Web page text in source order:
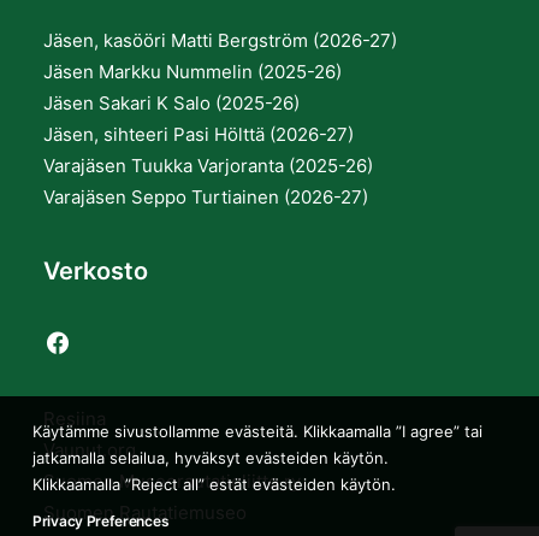
Jäsen, kasööri Matti Bergström (2026-27)
Jäsen Markku Nummelin (2025-26)
Jäsen Sakari K Salo (2025-26)
Jäsen, sihteeri Pasi Hölttä (2026-27)
Varajäsen Tuukka Varjoranta (2025-26)
Varajäsen Seppo Turtiainen (2026-27)
Verkosto
Resiina
Vaunut.org
Suomen Museorautatieliitto ry
Suomen Rautatiemuseo
Käytämme sivustollamme evästeitä. Klikkaamalla ”I agree” tai
jatkamalla selailua, hyväksyt evästeiden käytön.
Klikkaamalla ”Reject all” estät evästeiden käytön.
Privacy Preferences